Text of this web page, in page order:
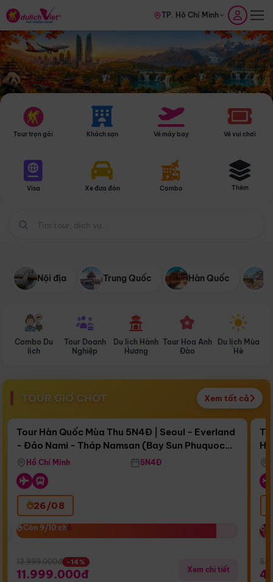
TP. Hồ Chí Minh
Tour trọn gói Khách sạn Vé máy bay Vé vui chơi
Visa Xe đưa đón Combo Thêm
Nội địa Trung Quốc Hàn Quốc
Combo Du
lịch
Tour Doanh
Nghiệp
Du lịch Hành
Hương
Tour Hoa Anh
Đào
Du lịch Mùa
Hè
TOUR GIỜ CHÓT Xem tất cả
Còn17 ngày 15:02:18
Bay Sun Phuquoc Airways
Điểm nổi bật
Tour Hàn Quốc Mùa Thu 5N4Đ | Seoul - Everland
- Đảo Nami - Tháp Namsan (Bay Sun Phuquoc
Airways)
Hồ Chí Minh 5N4Đ
26/08
Còn 9/10 chỗ
Còn 9/10 chỗ
13.999.000đ -14%
11.999.000đ Xem chi tiết